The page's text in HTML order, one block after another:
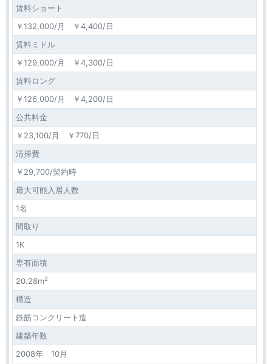
賃料ショート
￥132,000/月 ￥4,400/日
賃料ミドル
￥129,000/月 ￥4,300/日
賃料ロング
￥126,000/月 ￥4,200/日
公共料金
￥23,100/月 ￥770/日
清掃費
￥29,700/契約時
最大可能入居人数
1名
間取り
1K
専有面積
20.28m2
構造
鉄筋コンクリート造
建築年数
2008年 10月